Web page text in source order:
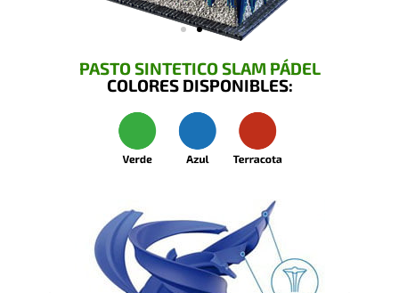
PASTO SINTETICO SLAM PÁDEL
COLORES DISPONIBLES: